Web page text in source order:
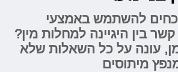
להשתמש באמצעי
בין היגיינה למחלות מין?
עונה על כל השאלות שלא
מיתוסים